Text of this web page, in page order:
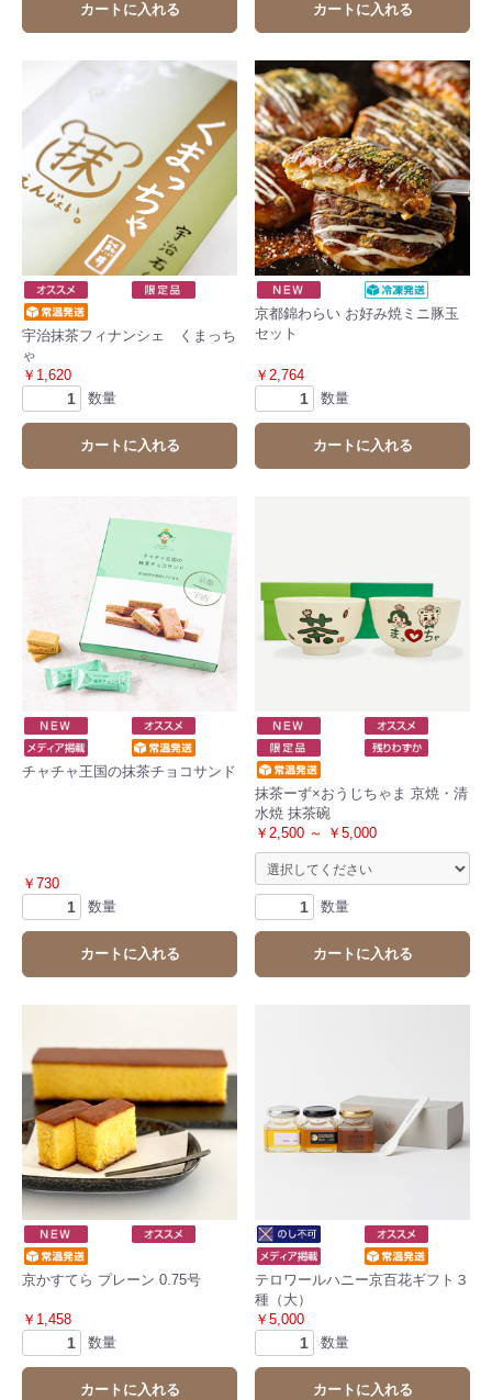
カートに入れる カートに入れる
宇治抹茶フィナンシェ くまっち
ゃ
￥1,620
数量
カートに入れる
京都錦わらい お好み焼ミニ豚玉
セット
￥2,764
数量
カートに入れる
チャチャ王国の抹茶チョコサンド
￥730
数量
カートに入れる
抹茶ーず×おうじちゃま 京焼・清
水焼 抹茶碗
￥2,500 ～ ￥5,000
数量
カートに入れる
京かすてら プレーン 0.75号
￥1,458
数量
カートに入れる
テロワールハニー京百花ギフト３
種（大）
￥5,000
数量
カートに入れる